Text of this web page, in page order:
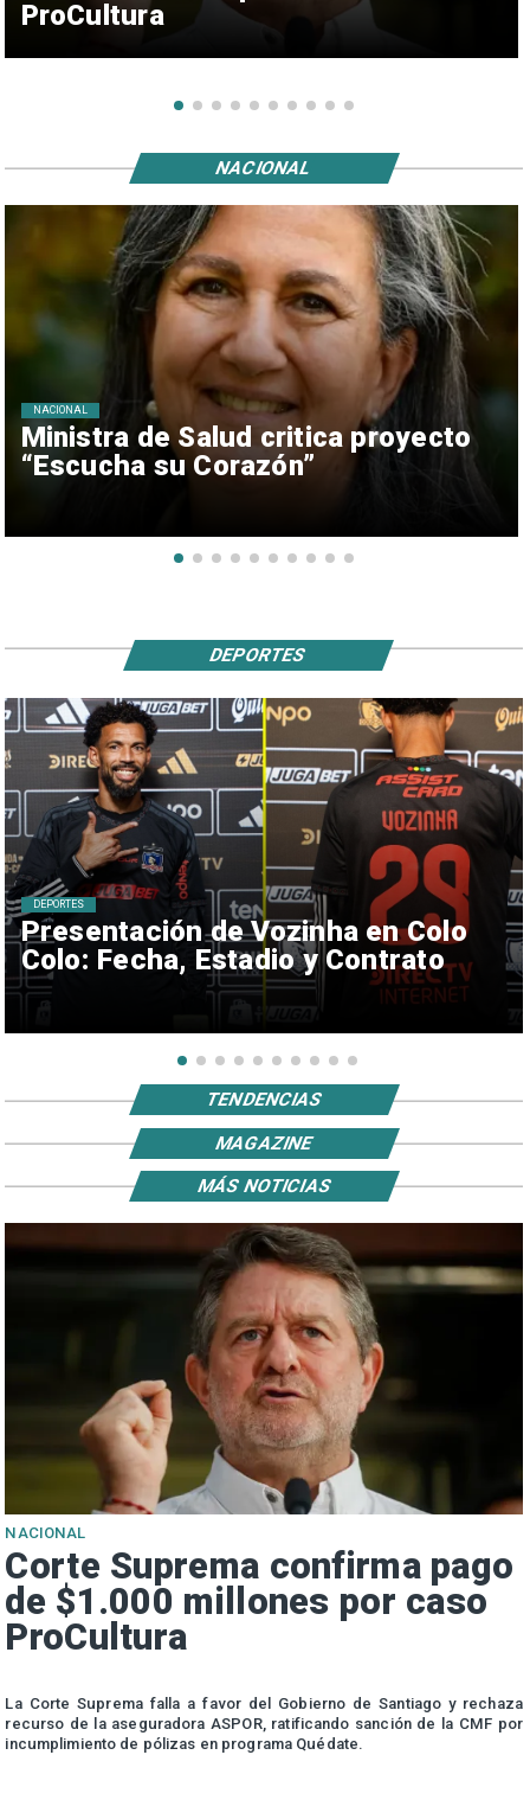
ProCultura
Ministra de Salud critica proyecto
“Escucha su Corazón”
NACIONAL
NACIONAL
Presentación de Vozinha en Colo
Colo: Fecha, Estadio y Contrato
DEPORTES
DEPORTES
TENDENCIAS
MAGAZINE
NACIONAL
Corte Suprema confirma pago
de $1.000 millones por caso
ProCultura
La Corte Suprema falla a favor del Gobierno de Santiago y rechaza
recurso de la aseguradora ASPOR, ratificando sanción de la CMF por
incumplimiento de pólizas en programa Quédate.
MÁS NOTICIAS